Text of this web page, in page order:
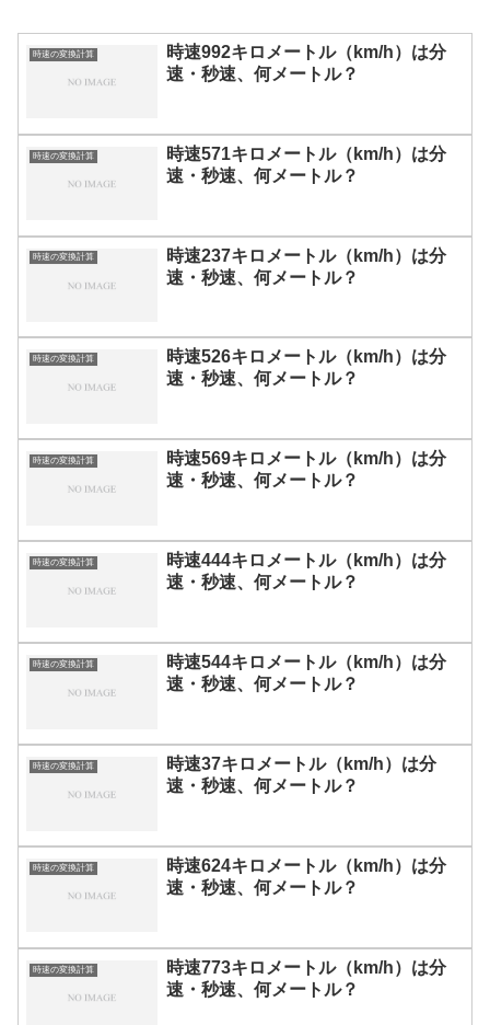
時速の変換計算
時速992キロメートル（km/h）は分
速・秒速、何メートル？
時速の変換計算
時速571キロメートル（km/h）は分
速・秒速、何メートル？
時速の変換計算
時速237キロメートル（km/h）は分
速・秒速、何メートル？
時速の変換計算
時速526キロメートル（km/h）は分
速・秒速、何メートル？
時速の変換計算
時速569キロメートル（km/h）は分
速・秒速、何メートル？
時速の変換計算
時速444キロメートル（km/h）は分
速・秒速、何メートル？
時速の変換計算
時速544キロメートル（km/h）は分
速・秒速、何メートル？
時速の変換計算
時速37キロメートル（km/h）は分
速・秒速、何メートル？
時速の変換計算
時速624キロメートル（km/h）は分
速・秒速、何メートル？
時速の変換計算
時速773キロメートル（km/h）は分
速・秒速、何メートル？